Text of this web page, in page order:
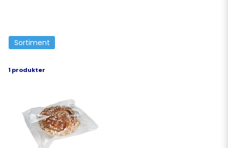
Sortiment
1 produkter